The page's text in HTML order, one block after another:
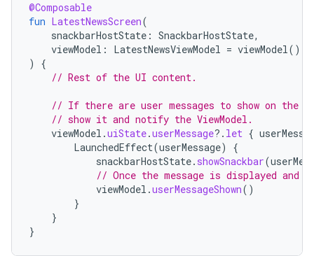
@Composable
fun LatestNewsScreen(
snackbarHostState : SnackbarHostState,
viewModel : LatestNewsViewModel = viewModel(),
)
{
// Rest of the UI content.
// If there are user messages to show on the
// show it and notify the ViewModel.
viewModel .uiState.userMessage?. let {
LaunchedEffect(userMessage)
{
snackbarHostState. showSnackbar(
// Once the message is displayed and
viewModel .userMessageShown()
}
}
}